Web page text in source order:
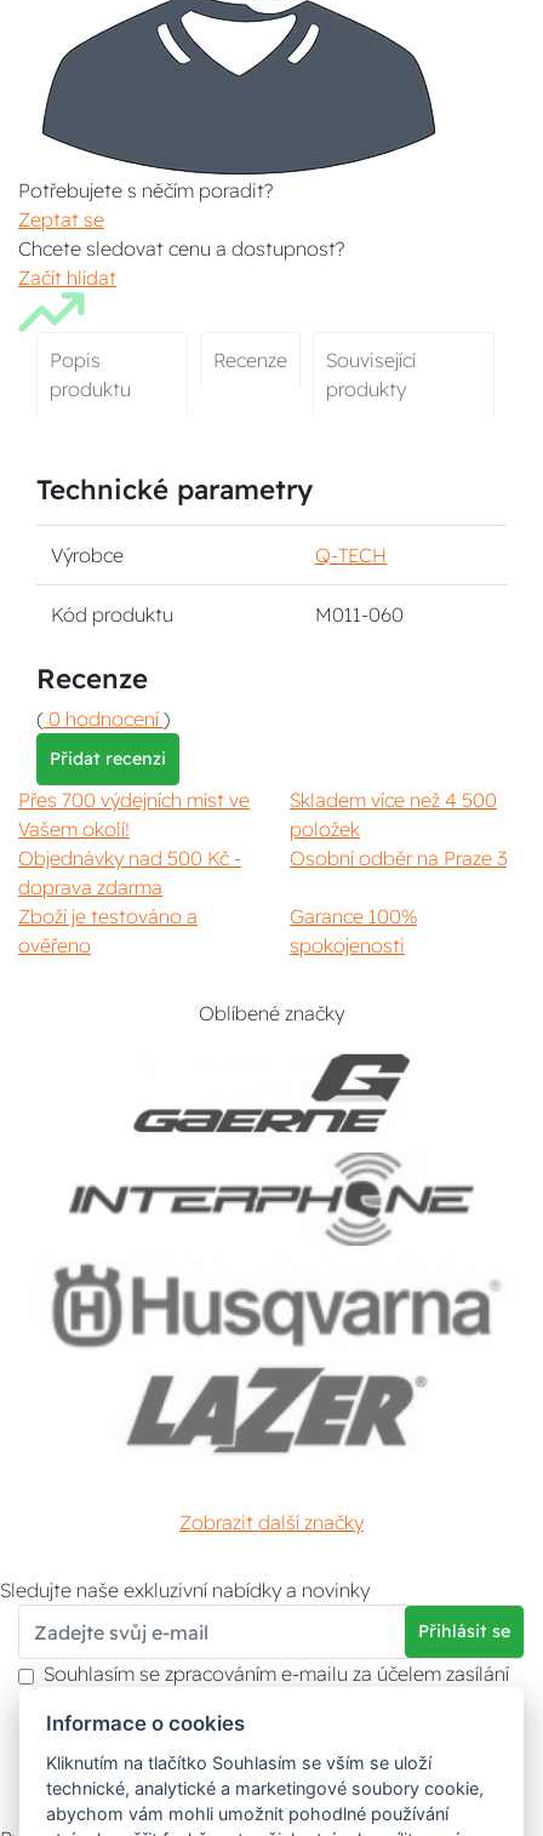
Potřebujete s něčím poradit?
Zeptat se
Chcete sledovat cenu a dostupnost?
Začít hlídat
Popis
produktu
Recenze
Související
produkty
Technické parametry
Výrobce Q-TECH
Kód produktu M011-060
Recenze
( 0 hodnocení )
Přidat recenzi
Přes 700 výdejních míst ve
Vašem okolí!
Skladem více než 4 500
položek
Objednávky nad 500 Kč -
doprava zdarma
Osobní odběr na Praze 3
Zboží je testováno a
ověřeno
Garance 100%
spokojenosti
Oblíbené značky
Zobrazit další značky
Sledujte naše exkluzivní nabídky a novinky
Přihlásit se
Souhlasím se zpracováním e-mailu za účelem zasílání
Více informací naleznete v
údajů . Souhlas můžete kdykoliv odvolat.
Informace o cookies
Kliknutím na tlačítko Souhlasím se vším se uloží
technické, analytické a marketingové soubory cookie,
abychom vám mohli umožnit pohodlné používání